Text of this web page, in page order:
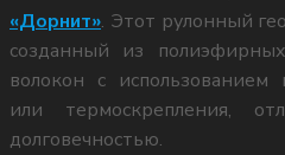
СТ
«Дорнит». Этот рулонный
созданный из
волокон с использованием
или термоскрепления,
долговечностью.